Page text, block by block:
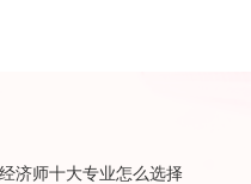
济师十大专业怎么选择